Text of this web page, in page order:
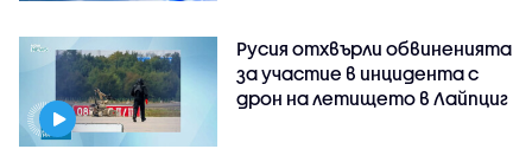
Русия отхвърли обвиненията
за участие в инцидента с
дрон на летището в Лайпциг